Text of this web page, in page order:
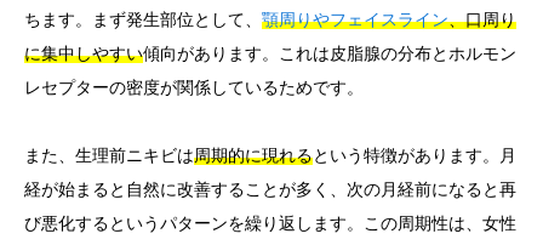
ちます。まず発生部位として、 顎周りやフェイスライン、口周り
に集中しやすい傾向があります。これは皮脂腺の分布とホルモン
レセプターの密度が関係しているためです。
また、生理前ニキビは周期的に現れるという特徴があります。月
経が始まると自然に改善することが多く、次の月経前になると再
び悪化するというパターンを繰り返します。この周期性は、女性